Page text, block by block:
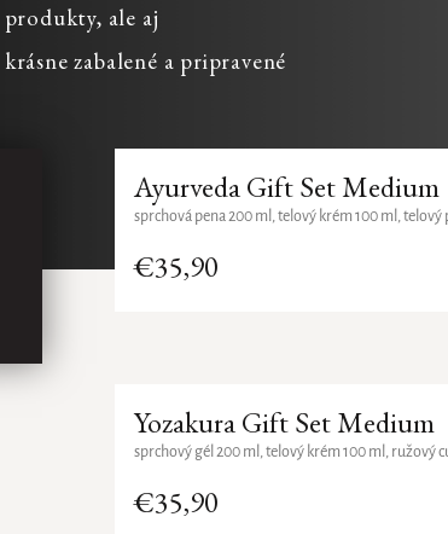
produkty, ale aj
zabalené a pripravené
Ayurveda Gift Set Medium
€35,90
sprchová pena 200 ml, telový krém 100 ml, telový
Yozakura Gift Set Medium
€35,90
sprchový gél 200 ml, telový krém 100 ml, ružový